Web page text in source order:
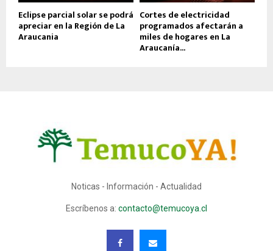
Eclipse parcial solar se podrá
apreciar en la Región de La
Araucania
Cortes de electricidad
programados afectarán a
miles de hogares en La
Araucanía...
Noticas - Información - Actualidad
Escríbenos a: contacto@temucoya.cl